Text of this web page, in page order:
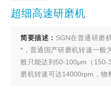
超细高速研磨机
简要描述： SGN在普通研磨
*，普通国产研磨机转速一般
般只能达到50-100μm（150-
磨机转速可达14000rpm，